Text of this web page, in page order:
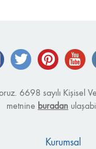
FacebookTwitter Pinterest
6698 sayılı Kişisel
metnine buradan
Kurumsal